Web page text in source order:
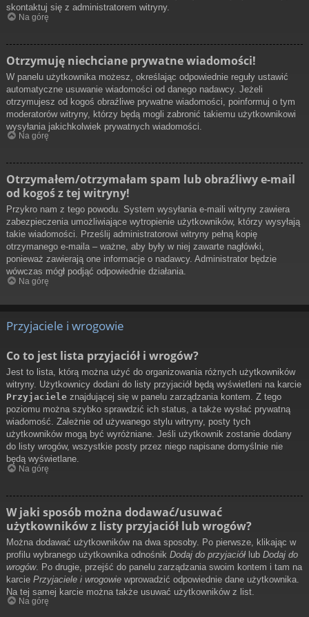
skontaktuj się z administratorem witryny.
Na górę
Otrzymuję niechciane prywatne wiadomości!
W panelu użytkownika możesz, określając odpowiednie reguły ustawić
automatyczne usuwanie wiadomości od danego nadawcy. Jeżeli
otrzymujesz od kogoś obraźliwe prywatne wiadomości, poinformuj o tym
moderatorów witryny, którzy będą mogli zabronić takiemu użytkownikowi
wysyłania jakichkolwiek prywatnych wiadomości.
Na górę
Otrzymałem/otrzymałam spam lub obraźliwy e-mail
od kogoś z tej witryny!
Przykro nam z tego powodu. System wysyłania e-maili witryny zawiera
zabezpieczenia umożliwiające wytropienie użytkowników, którzy wysyłają
takie wiadomości. Prześlij administratorowi witryny pełną kopię
otrzymanego e-maila – ważne, aby były w niej zawarte nagłówki,
ponieważ zawierają one informacje o nadawcy. Administrator będzie
wówczas mógł podjąć odpowiednie działania.
Na górę
Przyjaciele i wrogowie
Co to jest lista przyjaciół i wrogów?
Jest to lista, którą można użyć do organizowania różnych użytkowników
witryny. Użytkownicy dodani do listy przyjaciół będą wyświetleni na karcie
Przyjaciele znajdującej się w panelu zarządzania kontem. Z tego
poziomu można szybko sprawdzić ich status, a także wysłać prywatną
wiadomość. Zależnie od używanego stylu witryny, posty tych
użytkowników mogą być wyróżniane. Jeśli użytkownik zostanie dodany
do listy wrogów, wszystkie posty przez niego napisane domyślnie nie
będą wyświetlane.
Na górę
W jaki sposób można dodawać/usuwać
użytkowników z listy przyjaciół lub wrogów?
Można dodawać użytkowników na dwa sposoby. Po pierwsze, klikając w
profilu wybranego użytkownika odnośnik Dodaj do przyjaciół lub Dodaj do
wrogów. Po drugie, przejść do panelu zarządzania swoim kontem i tam na
karcie Przyjaciele i wrogowie wprowadzić odpowiednie dane użytkownika.
Na tej samej karcie można także usuwać użytkowników z list.
Na górę